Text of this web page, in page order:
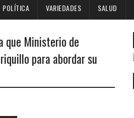
POLÍTICA VARIEDADES SALUD
que Ministerio de
para abordar su